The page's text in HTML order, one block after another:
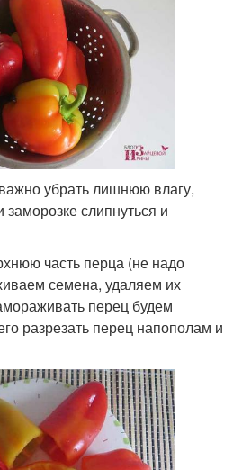
убрать лишнюю влагу,
слипнуться и
часть перца (не надо
семена, удаляем их
перец будем
разрезать перец напополам и